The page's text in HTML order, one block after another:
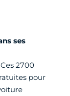
ses
Ces 2700
pour